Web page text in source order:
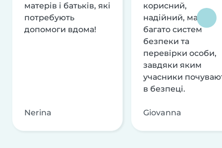
матерів і батьків, які
потребують
допомоги вдома!
Nerina
корисний,
надійний, має
багато систем
безпеки та
перевірки особи,
завдяки яким
учасники
в безпеці.
Giovanna